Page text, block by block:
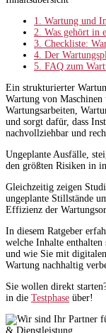
1.
Wartung und
2. Was gehört in
3. Checkliste:
4. Der
5. FAQ zum
Ein strukturierter
Wartung von
Wartungsarbeiten,
und sorgt dafür, dass
nachvollziehbar und
Ungeplante Ausfälle,
den größten Risiken in
Gleichzeitig zeigen
ungeplante Stillstände
Effizienz der
In diesem Ratgeber
welche Inhalte enthalten
und wie Sie mit digitalen
Wartung nachhaltig
Sie wollen direkt
in die Testphase über!